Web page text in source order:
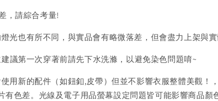
，請綜合考量!
也有所不同，與實品會有略微落差，但會盡力上架與實
議第一次穿著前請先下水洗滌，以避免染色問題唷~
用新的配件（如鈕釦,皮帶）但並不影響衣服整體美觀！
色差。光線及電子用品螢幕設定問題皆可能影響商品顏